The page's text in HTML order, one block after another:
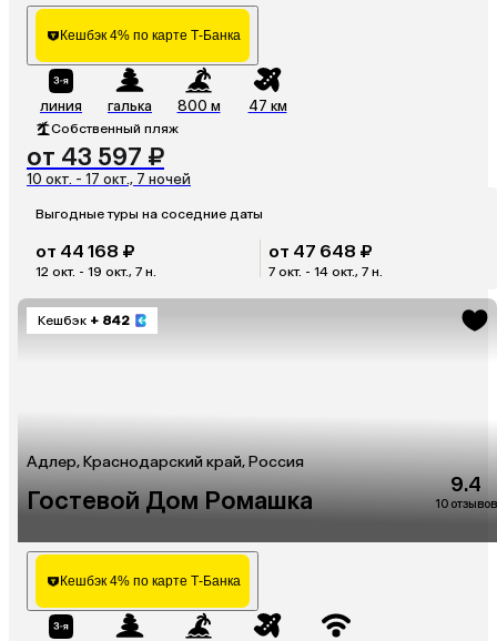
Кешбэк 4% по карте Т-Банка
линия галька 800 м 47 км
Собственный пляж
от 43 597 ₽
10 окт. - 17 окт., 7 ночей
Выгодные туры на соседние даты
от 44 168 ₽
12 окт. - 19 окт., 7 н.
от 47 648 ₽
7 окт. - 14 окт., 7 н.
Кешбэк + 842
Адлер, Краснодарский край, Россия
Гостевой Дом Ромашка
9.4
10 отзывов
Кешбэк 4% по карте Т-Банка